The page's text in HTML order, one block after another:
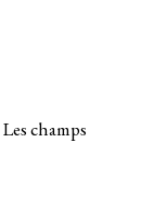
Les champs